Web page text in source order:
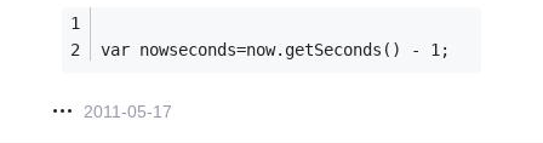
var nowseconds=now.getSeconds() - 1;
2011-05-17